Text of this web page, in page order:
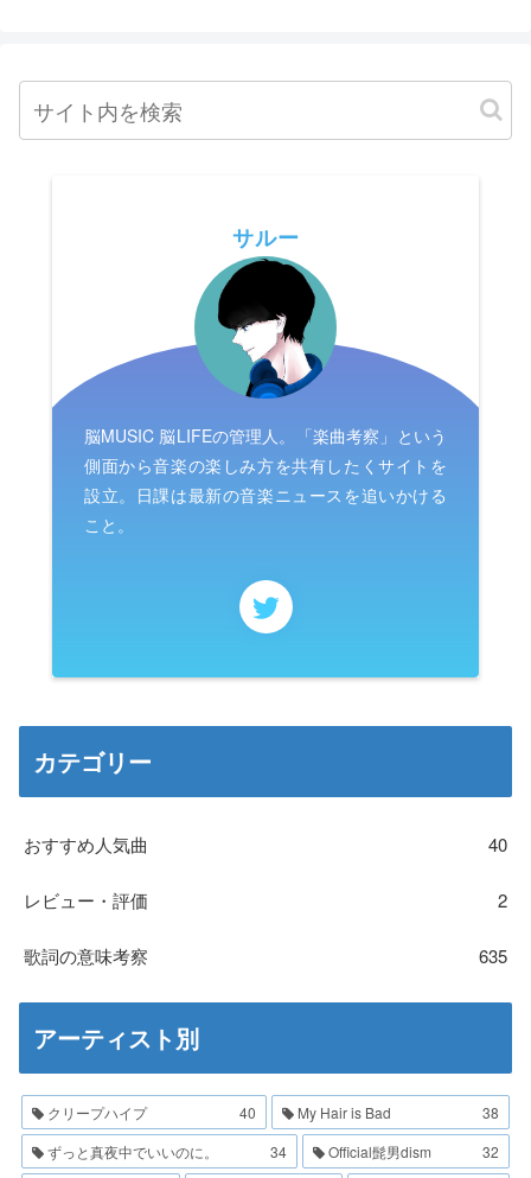
サルー
脳MUSIC 脳LIFEの管理人。「楽曲考察」という
側面から音楽の楽しみ方を共有したくサイトを
設立。日課は最新の音楽ニュースを追いかける
こと。
カテゴリー
おすすめ人気曲 40
レビュー・評価 2
歌詞の意味考察 635
アーティスト別
クリープハイプ 40 My Hair is Bad
38
ずっと真夜中でいいのに。
34 Official髭男dism
32